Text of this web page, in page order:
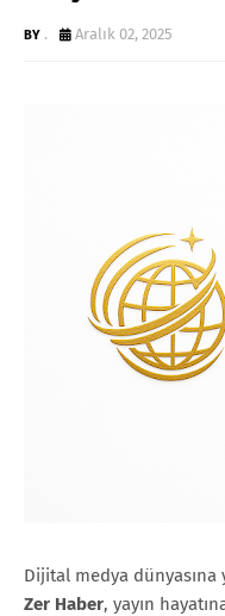
. Aralık 02, 2025
Dijital medya
Zer Haber, yayın